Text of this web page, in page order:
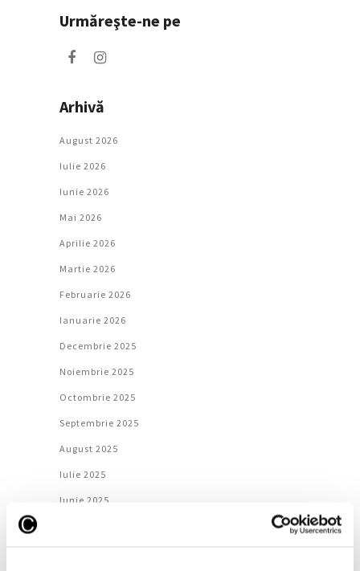
Urmăreşte-ne pe
Arhivă
August 2026
Iulie 2026
Iunie 2026
Mai 2026
Aprilie 2026
Martie 2026
Februarie 2026
Ianuarie 2026
Decembrie 2025
Noiembrie 2025
Octombrie 2025
Septembrie 2025
August 2025
Iulie 2025
Iunie 2025